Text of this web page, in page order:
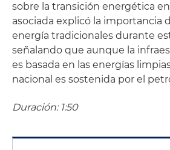
sobre la transición energética
asociada explicó la importancia
energía tradicionales durante
señalando que aunque la
es basada en las energías
nacional es sostenida por el
Duración: 1:50